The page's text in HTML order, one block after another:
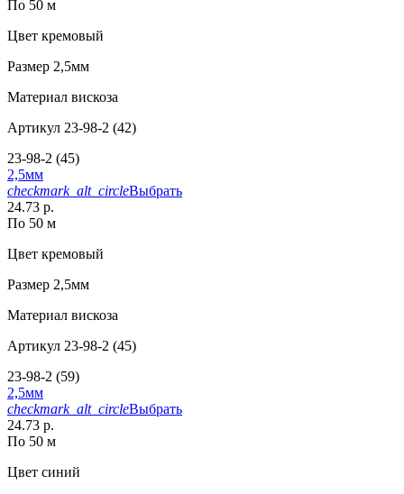
По 50 м
Цвет кремовый
Размер 2,5мм
Материал вискоза
Артикул 23-98-2 (42)
23-98-2 (45)
2,5мм
checkmark_alt_circleВыбрать
24.73 р.
По 50 м
Цвет кремовый
Размер 2,5мм
Материал вискоза
Артикул 23-98-2 (45)
23-98-2 (59)
2,5мм
checkmark_alt_circleВыбрать
24.73 р.
По 50 м
Цвет синий